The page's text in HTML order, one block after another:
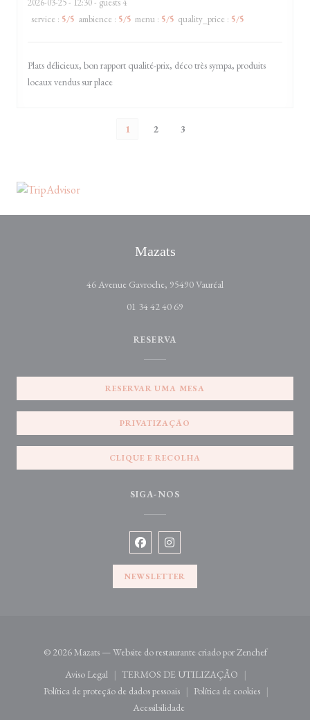
2026-03-25- 12:30 - guests 4
service : 5/5 ambience : 5/5 menu : 5/5 quality_price : 5/5
Plats délicieux, bon rapport qualité-prix, déco très sympa, produits
locaux vendus sur place
1 2 3
Mazats
46 Avenue Gavroche, 95490 Vauréal
01 34 42 40 69
RESERVA
RESERVAR UMA MESA
PRIVATIZAÇÃO
CLIQUE E RECOLHA
SIGA-NOS
Facebook ((abre numa nova janela))
Instagram ((abre numa nova
NEWSLETTER
© 2026 Mazats — Website do restaurante criado porZenchef((abre
Aviso Legal
((abre numa nova janela))
TERMOS DE UTILIZAÇÃO
((abre numa nova janela))
Política de proteção de dados pessoais
((abre numa nova janela))
Política de cookies
((abre numa nova
Acessibilidade
((abre numa nova janela))